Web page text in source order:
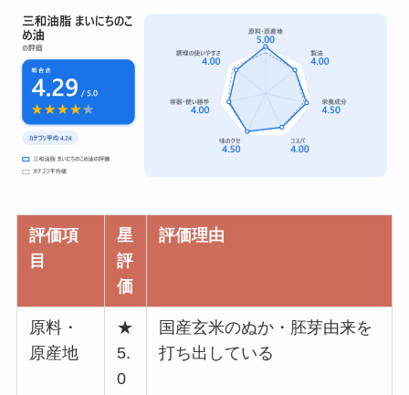
評価項
目
星
評
価
評価理由
原料・
原産地
★
5.
0
国産玄米のぬか・胚芽由来を
打ち出している